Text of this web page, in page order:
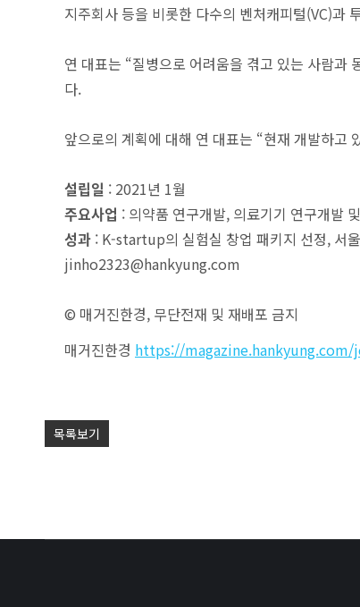
지주회사 등을 비롯한 다수의 벤처캐피털(VC)과
연 대표는 “질병으로 어려움을 겪고 있는 사람과
다.
앞으로의 계획에 대해 연 대표는 “현재 개발하고
설립일 : 2021년 1월
주요사업 : 의약품 연구개발, 의료기기 연구개발
성과 : K-startup의 실험실 창업 패키지 선정, 서
jinho2323@hankyung.com
© 매거진한경, 무단전재 및 재배포 금지
매거진한경 https://
목록보기